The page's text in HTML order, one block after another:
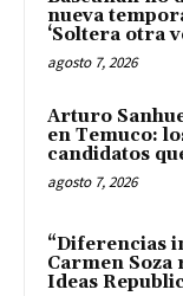
nueva
‘Soltera otra
agosto 7, 2026
Arturo
en Temuco:
candidatos
agosto 7, 2026
“Diferencias
Carmen Soza
Ideas